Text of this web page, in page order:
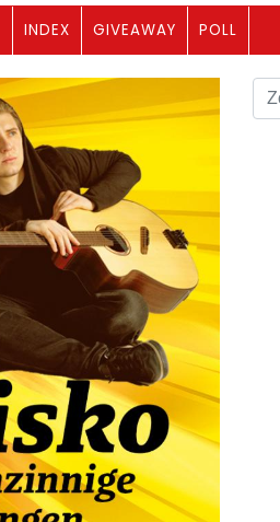
INDEX GIVEAWAY POLL